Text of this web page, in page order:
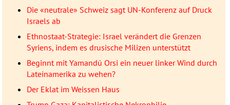
Die «neutrale» Schweiz sagt UN-Konferenz auf Druck
Israels ab
Ethnostaat-Strategie: Israel verändert die Grenzen
Syriens, indem es drusische Milizen unterstützt
Beginnt mit Yamandú Orsi ein neuer linker Wind durch
Lateinamerika zu wehen?
Der Eklat im Weissen Haus